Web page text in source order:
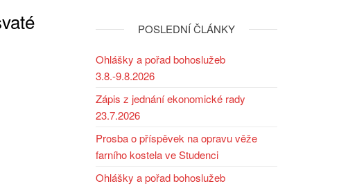
POSLEDNÍ ČLÁNKY
Ohlášky a pořad bohoslužeb
3.8.-9.8.2026
Zápis z jednání ekonomické rady
23.7.2026
Prosba o příspěvek na opravu věže
farního kostela ve Studenci
Ohlášky a pořad bohoslužeb